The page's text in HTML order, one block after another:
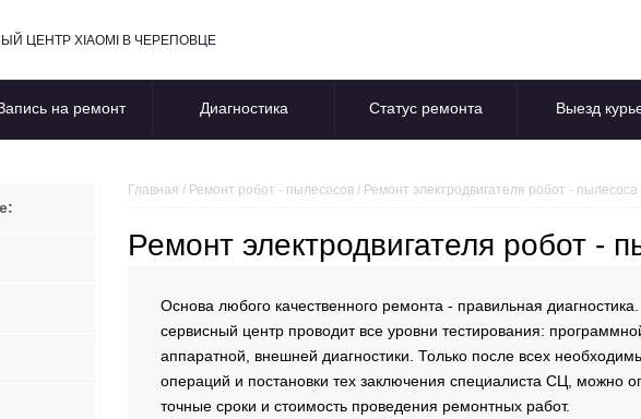
ЦЕНТР XIAOMI В ЧЕРЕПОВЦЕ
на ремонт Диагностика Статус ремонта Выезд
Главная / Ремонт робот - пылесосов / Ремонт электродвигателя робот -
Ремонт электродвигателя робот -
Основа любого качественного ремонта - правильная
сервисный центр проводит все уровни тестирования:
аппаратной, внешней диагностики. Только после всех
операций и постановки тех заключения специалиста СЦ, можно
точные сроки и стоимость проведения ремонтных работ.